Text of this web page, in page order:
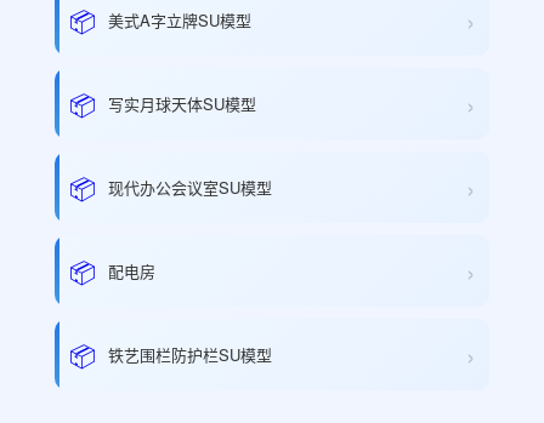
📦 美式A字立牌SU模型 ›
📦 写实月球天体SU模型 ›
📦 现代办公会议室SU模型 ›
📦 配电房 ›
📦 铁艺围栏防护栏SU模型 ›